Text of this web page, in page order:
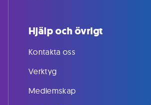
Hjälp och övrigt
Kontakta oss
Verktyg
Medlemskap